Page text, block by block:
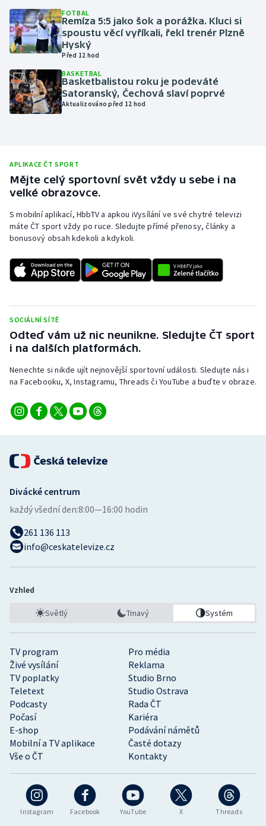
Motorsport
Olympijské hry
Parasport
Plavání
Ragby
Rychlobruslení
Rychlostní kanoistika
Short track
Sportovní střelba
Stolní tenis
Triatlon
Vodní slalom
Volejbal
FOTBAL
Remíza 5:5 jako šok a porážka. Kluci si
spoustu věcí vyříkali, řekl trenér Plzně
Hyský
Před 12 hod
BASKETBAL
Basketbalistou roku je podeváté
Satoranský, Čechová slaví poprvé
Aktualizováno před 12 hod
APLIKACE ČT SPORT
Mějte celý sportovní svět vždy u sebe i na
velké obrazovce.
S mobilní aplikací, HbbTV a apkou iVysílání ve své chytré televizi
máte ČT sport vždy po ruce. Sledujte přímé přenosy, články a
bonusový obsah kdekoli a kdykoli.
SOCIÁLNÍ SÍTĚ
Odteď vám už nic neunikne. Sledujte ČT sport
i na dalších platformách.
Nenechte si nikde ujít nejnovější sportovní události. Sledujte nás i
na Facebooku, X, Instagramu, Threads či YouTube a buďte v obraze.
Instagram Facebook YouTube X Threads
TV program
Pro média
Živé vysílání
Reklama
TV poplatky
Studio Brno
Teletext
Studio Ostrava
Podcasty
Rada ČT
Počasí
Kariéra
E-shop
Podávání námětů
Mobilní a TV aplikace
Časté dotazy
Vše o ČT
Kontakty
Divácké centrum
každý všední den:8:00—16:00 hodin
261 136 113
info@ceskatelevize.cz
Vzhled
Světlý Tmavý Systém